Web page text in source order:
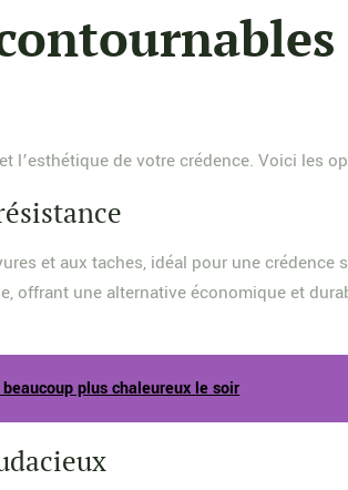
l’esthétique de votre crédence. Voici les
et aux taches, idéal pour une
offrant une alternative économique et
plus chaleureux le soir